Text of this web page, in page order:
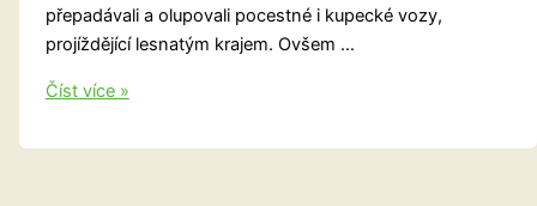
přepadávali a olupovali pocestné i kupecké vozy,
projíždějící lesnatým krajem. Ovšem …
O
a
Číst více »